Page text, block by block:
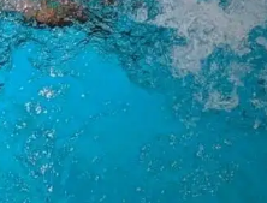
finnes nå på lager